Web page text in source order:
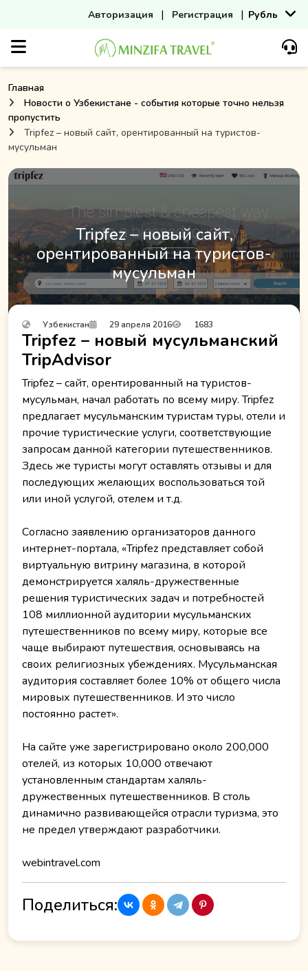
Авторизация | Регистрация | Рубль
Главная
Новости о Узбекистане - события которые точно нельзя
пропустить
Tripfez – новый сайт, орентированный на туристов-
мусульман
Tripfez – новый сайт,
орентированный на туристов-
мусульман
Узбекистан 29 апреля 2016 1683
Tripfez – новый мусульманский
TripAdvisor
Tripfez – сайт, орентированный на туристов-
мусульман, начал работать по всему миру. Tripfez
предлагает мусульманским туристам туры, отели и
прочие туристические услуги, соответствующие
запросам данной категории путешественников.
Здесь же туристы могут оставлять отзывы и для
последующих желающих воспользоваться той
или иной услугой, отелем и т.д.
Согласно заявлению организаторов данного
интернет-портала, «Tripfez представляет собой
виртуальную витрину магазина, в которой
демонстрируется халяль-дружественные
решения туристических задач и потребностей
108 миллионной аудитории мусульманских
путешественников по всему миру, которые все
чаще выбирают путешествия, основываясь на
своих религиозных убеждениях. Мусульманская
аудитория составляет более 10% от общего числа
мировых путешественников. И это число
постоянно растет».
На сайте уже зарегистрировано около 200,000
отелей, из которых 10,000 отвечают
установленным стандартам халяль-
дружественных путешественников. В столь
динамично развивающейся отрасли туризма, это
не предел утверждают разработчики.
webintravel.com
Поделиться: